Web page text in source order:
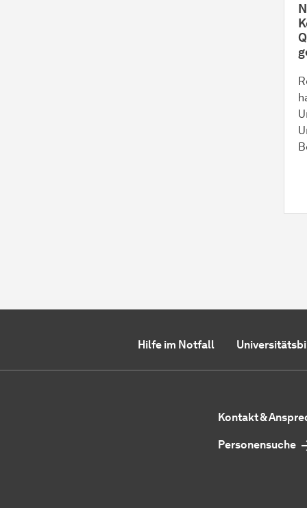
Hilfe im Notfall
Kontakt &
Personensuche